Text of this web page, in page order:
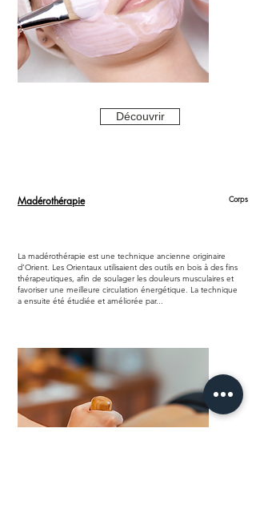
Découvrir
Madérothérapie Corps
La madérothérapie est une technique ancienne originaire
d’Orient. Les Orientaux utilisaient des outils en bois à des fins
thérapeutiques, afin de soulager les douleurs musculaires et
favoriser une meilleure circulation énergétique. La technique
a ensuite été étudiée et améliorée par...